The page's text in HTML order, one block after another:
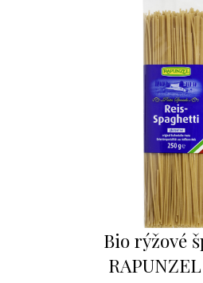
Bio rýžové